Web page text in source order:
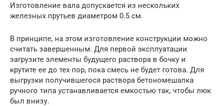
Изготовление вала допускается из нескольких
железных прутьев диаметром 0.5 см.
В принципе, на этом изготовление конструкции можно
считать завершенным. Для первой эксплуатации
загрузите элементы будущего раствора в бочку и
крутите ее до тех пор, пока смесь не будет готова. Для
выгрузки получившегося раствора бетономешалка
ручного типа устанавливается емкостью так, чтобы люк
был внизу.